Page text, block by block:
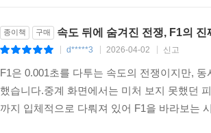
종이책 구매 속도 뒤에 숨겨진 전쟁, F1의 진
d*****3 2026-04-02 신고
F1은 0.001초를 다투는 속도의 전쟁이지만,
했습니다.중계 화면에서는 미처 보지 못했던
까지 입체적으로 다뤄져 있어 F1을 바라보는